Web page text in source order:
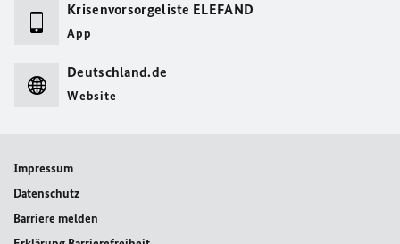
Krisenvorsorgeliste ELEFAND
App
Deutschland.de
Website
Impressum
Datenschutz
Barriere melden